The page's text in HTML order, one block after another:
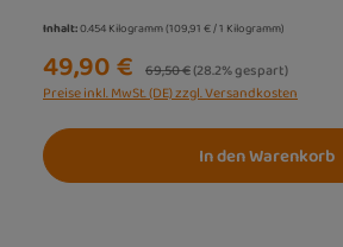
Inhalt:0.454 Kilogramm(109,91 € / 1 Kilogramm)
49,90 € Regulärer Preis:
69,50 €(28.2% gespart)
Preise inkl. MwSt. (DE) zzgl. Versandkosten
In den Warenkorb